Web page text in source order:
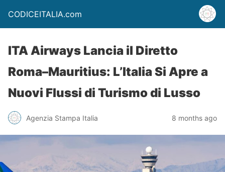
CODICEITALIA.com
ITA Airways Lancia il Diretto
Roma–Mauritius: L’Italia Si Apre a
Nuovi Flussi di Turismo di Lusso
Agenzia Stampa Italia 8 months ago